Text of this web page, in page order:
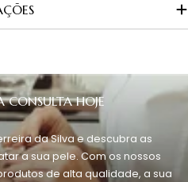
CONSULTA HOJE
da Silva e descubra as
a sua pele. Com os nossos
de alta qualidade, a sua